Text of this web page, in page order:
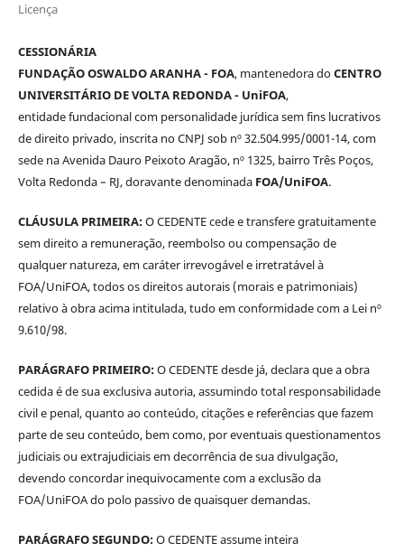
Licença
CESSIONÁRIA
FUNDAÇÃO OSWALDO ARANHA - FOA, mantenedora doCENTRO
UNIVERSITÁRIO DE VOLTA REDONDA - UniFOA,
entidade fundacional com personalidade jurídica sem fins lucrativos
de direito privado, inscrita no CNPJ sob nº 32.504.995/0001-14, com
sede na Avenida Dauro Peixoto Aragão, nº 1325, bairro Três Poços,
Volta Redonda – RJ, doravante denominada FOA/UniFOA.
CLÁUSULA PRIMEIRA:O CEDENTE cede e transfere gratuitamente
sem direito a remuneração, reembolso ou compensação de
qualquer natureza, em caráter irrevogável e irretratável à
FOA/UniFOA, todos os direitos autorais (morais e patrimoniais)
relativo à obra acima intitulada, tudo em conformidade com a Lei nº
9.610/98.
PARÁGRAFO PRIMEIRO:O CEDENTE desde já, declara que a obra
cedida é de sua exclusiva autoria, assumindo total responsabilidade
civil e penal, quanto ao conteúdo, citações e referências que fazem
parte de seu conteúdo, bem como, por eventuais questionamentos
judiciais ou extrajudiciais em decorrência de sua divulgação,
devendo concordar inequivocamente com a exclusão da
FOA/UniFOA do polo passivo de quaisquer demandas.
PARÁGRAFO SEGUNDO:O CEDENTE assume inteira